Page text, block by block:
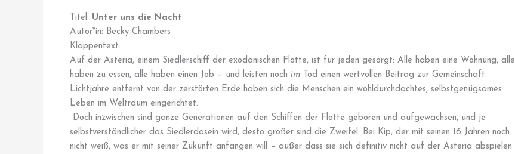
Titel: Unter uns die Nacht
Autor*in: Becky Chambers
Klappentext:
Auf der Asteria, einem Siedlerschiff der exodanischen Flotte, ist für jeden gesorgt: Alle haben eine Wohnung, alle
haben zu essen, alle haben einen Job – und leisten noch im Tod einen wertvollen Beitrag zur Gemeinschaft.
Lichtjahre entfernt von der zerstörten Erde haben sich die Menschen ein wohldurchdachtes, selbstgenügsames
Leben im Weltraum eingerichtet.
Doch inzwischen sind ganze Generationen auf den Schiffen der Flotte geboren und aufgewachsen, und je
selbstverständlicher das Siedlerdasein wird, desto größer sind die Zweifel: Bei Kip, der mit seinen 16 Jahren noch
nicht weiß, was er mit seiner Zukunft anfangen will – außer dass sie sich definitiv nicht auf der Asteria abspielen